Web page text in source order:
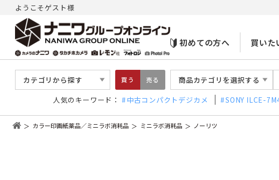
ようこそゲスト様
初めての方へ 買いた
カテゴリから探す 買う 売る 商品カテゴリを選択する
人気のキーワード： 中古コンパクトデジカメ SONY ILCE-
カラー印画紙薬品／ミニラボ消耗品 ミニラボ消耗品 ノーリツ